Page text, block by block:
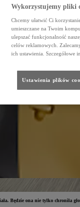
Będzie ona nie tylko chroniła
Wykorzystujemy pliki
Chcemy ułatwić Ci
umieszczane na Twoim
ulepszać funkcjonalność
celów reklamowych.
ich ustawienia. Szczegółowe
Ustawienia plików